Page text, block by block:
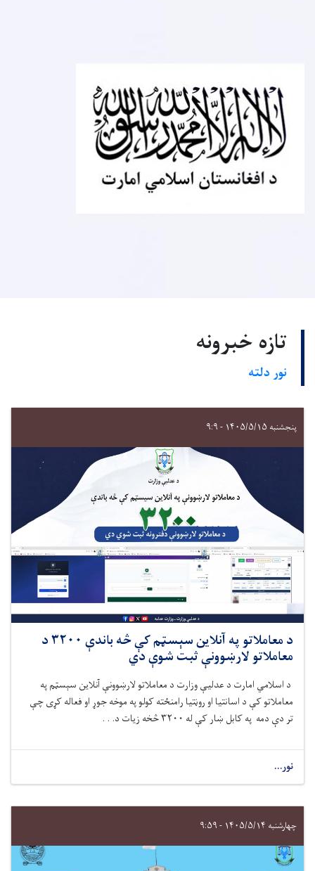
تازه خبرونه
نور دلته
پنجشنبه ۱۴۰۵/۵/۱۵ - ۹:۹
د معاملاتو په آنلاین سېسټم کې څه ‌باندې ۳۲۰۰ د
معاملاتو لارښوونې ثبت شوې دي
د اسلامي امارت د عدلیې وزارت د معاملاتو لارښوونې آنلاین سېسټم په
معاملاتو کې د اسانتیا او روڼتیا رامنځته کولو په موخه جوړ او فعاله کړیچې
تر دې‌ دمه په کابل ښار کې له ۳۲۰۰ څخه زیات د. . .
نور...
چهارشنبه ۱۴۰۵/۵/۱۴ - ۹:۵۹